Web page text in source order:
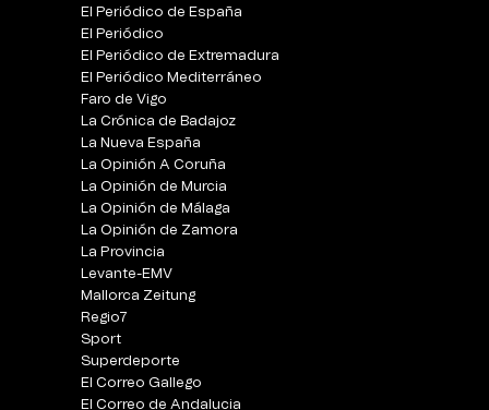
El Periódico de España
El Periódico
El Periódico de Extremadura
El Periódico Mediterráneo
Faro de Vigo
La Crónica de Badajoz
La Nueva España
La Opinión A Coruña
La Opinión de Murcia
La Opinión de Málaga
La Opinión de Zamora
La Provincia
Levante-EMV
Mallorca Zeitung
Regio7
Sport
Superdeporte
El Correo Gallego
El Correo de Andalucia